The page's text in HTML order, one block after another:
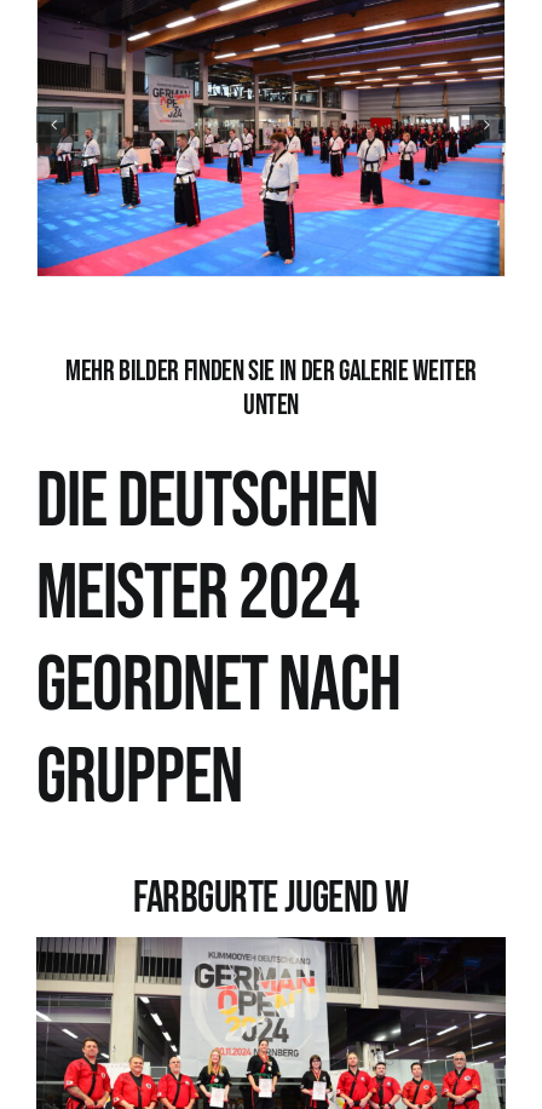
Mehr Bilder finden Sie in der Galerie weiter
unten
Die DEUTSCHEN
MEISTER 2024
geordnet nach
Gruppen
Farbgurte Jugend W